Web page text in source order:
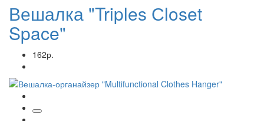
Вешалка "Triples Сloset
Space"
162р.